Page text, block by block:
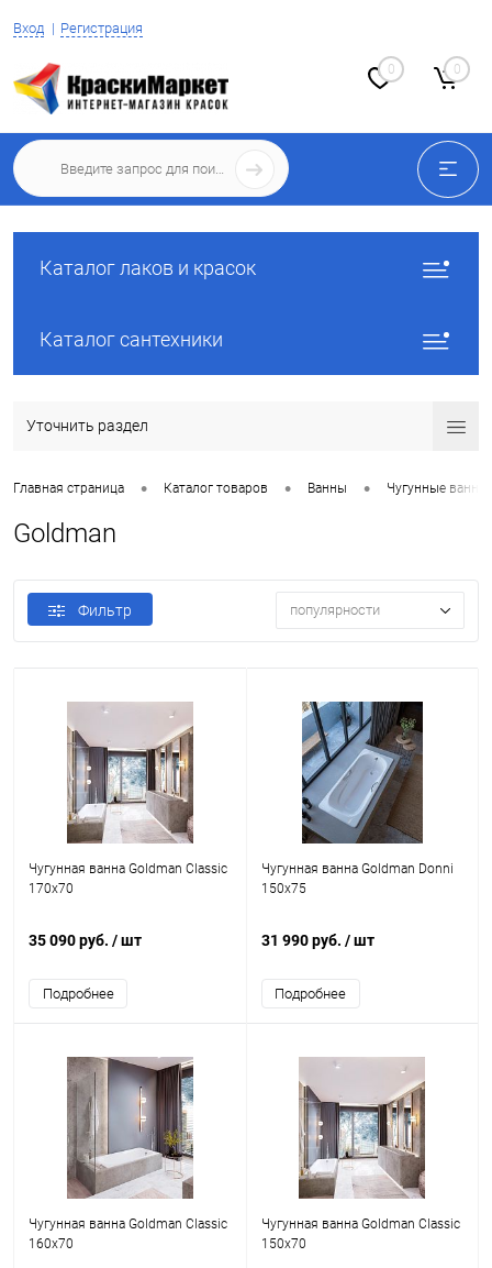
Вход Регистрация
0 0
Каталог лаков и красок
Каталог сантехники
Уточнить раздел
Главная страница • Каталог товаров • Ванны • Чугунные ванны
Goldman
Фильтр популярности
Чугунная ванна Goldman Classic
170x70
35 090 руб. / шт
Подробнее
Чугунная ванна Goldman Donni
150x75
31 990 руб. / шт
Подробнее
Чугунная ванна Goldman Classic
160x70
Чугунная ванна Goldman Classic
150x70